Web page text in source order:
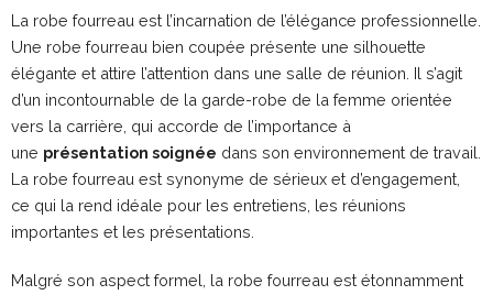
La robe fourreau est l’incarnation de l’élégance professionnelle.
Une robe fourreau bien coupée présente une silhouette
élégante et attire l’attention dans une salle de réunion. Il s’agit
d’un incontournable de la garde-robe de la femme orientée
vers la carrière, qui accorde de l’importance à
une présentation soignée dans son environnement de travail.
La robe fourreau est synonyme de sérieux et d’engagement,
ce qui la rend idéale pour les entretiens, les réunions
importantes et les présentations.
Malgré son aspect formel, la robe fourreau est étonnamment